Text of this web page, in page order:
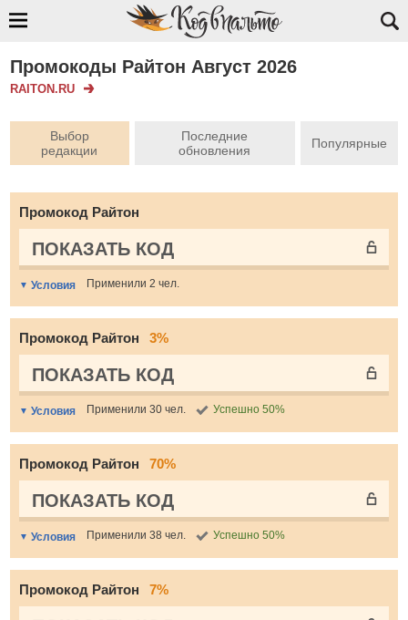
Промокоды Райтон Август 2026
RAITON.RU
Выбор
редакции
Последние
обновления
Популярные
Промокод Райтон
ПОКАЗАТЬ КОД
Условия Применили 2 чел.
Промокод Райтон 3%
ПОКАЗАТЬ КОД
Условия Применили 30 чел. Успешно 50%
Промокод Райтон 70%
ПОКАЗАТЬ КОД
Условия Применили 38 чел. Успешно 50%
Промокод Райтон 7%